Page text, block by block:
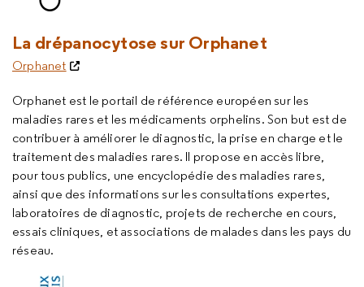
La drépanocytose sur Orphanet
Orphanet
Orphanet est le portail de référence européen sur les
maladies rares et les médicaments orphelins. Son but est de
contribuer à améliorer le diagnostic, la prise en charge et le
traitement des maladies rares. Il propose en accès libre,
pour tous publics, une encyclopédie des maladies rares,
ainsi que des informations sur les consultations expertes,
laboratoires de diagnostic, projets de recherche en cours,
essais cliniques, et associations de malades dans les pays du
réseau.